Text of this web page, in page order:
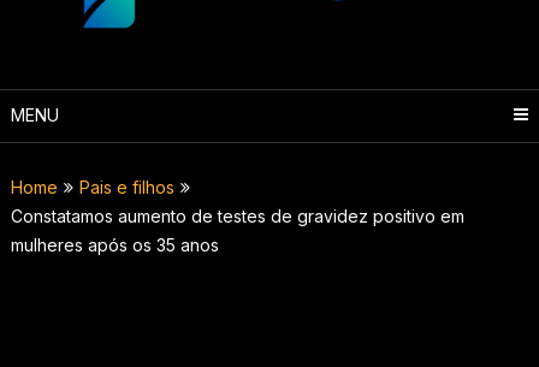
MENU
Home
Pais e filhos
Constatamos aumento de testes de gravidez positivo em
mulheres após os 35 anos